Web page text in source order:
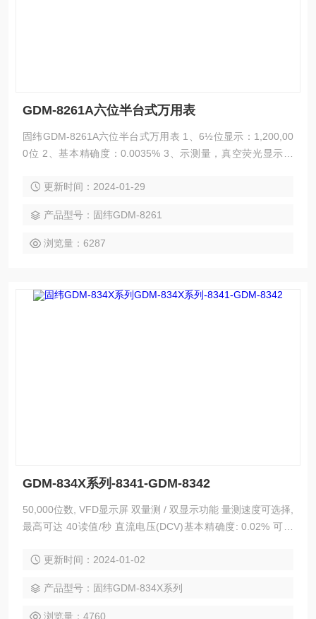
GDM-8261A六位半台式万用表
固纬GDM-8261A六位半台式万用表 1、6½位显示：1,200,00
0位 2、基本精确度：0.0035% 3、示测量，真空荧光显示屏
压或电流量测功能 6、辨率：DCI 100pA；ACI 1nA 7、测量
更新时间：2024-01-29
产品型号：固纬GDM-8261
浏览量：6287
GDM-834X系列-8341-GDM-8342
50,000位数, VFD显示屏 双量测 / 双显示功能 量测速度可选择,
最高可达 40读值/秒 直流电压(DCV)基本精确度: 0.02% 可选
测功能 高级量测功能：Max./Min., REL/REL#, Math, Compar更新时间：2024-01-02
产品型号：固纬GDM-834X系列
浏览量：4760